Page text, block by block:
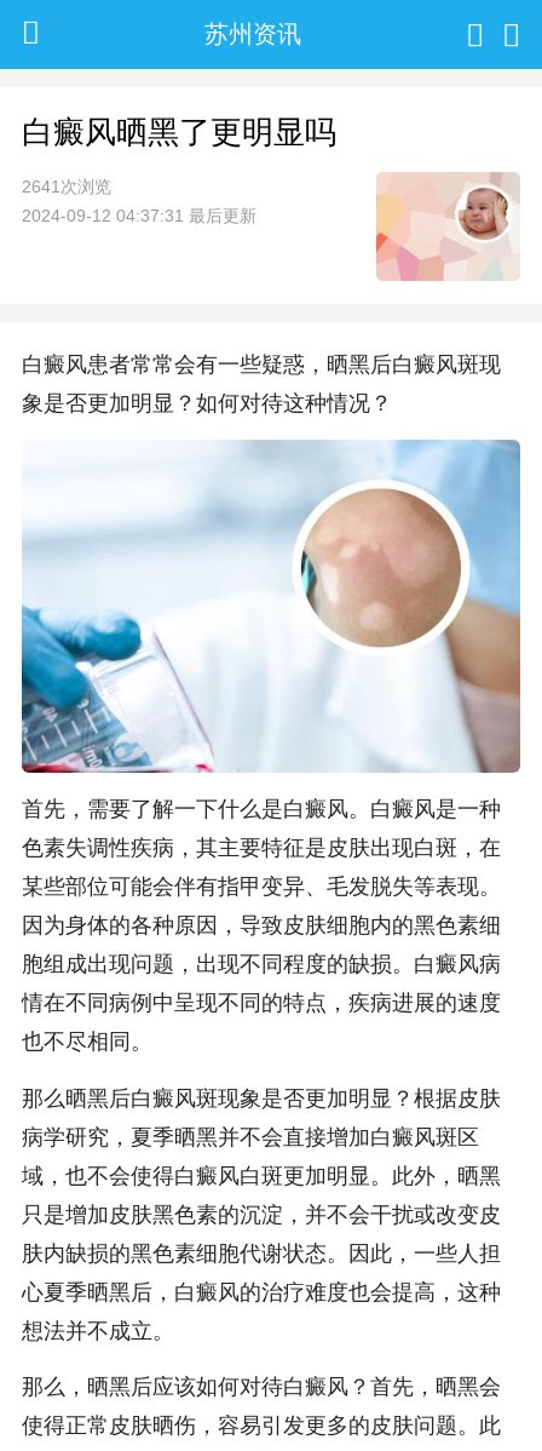
苏州资讯
白癜风晒黑了更明显吗
2641次浏览
2024-09-12 04:37:31 最后更新
白癜风患者常常会有一些疑惑，晒黑后白癜风斑现
象是否更加明显？如何对待这种情况？
首先，需要了解一下什么是白癜风。白癜风是一种
色素失调性疾病，其主要特征是皮肤出现白斑，在
某些部位可能会伴有指甲变异、毛发脱失等表现。
因为身体的各种原因，导致皮肤细胞内的黑色素细
胞组成出现问题，出现不同程度的缺损。白癜风病
情在不同病例中呈现不同的特点，疾病进展的速度
也不尽相同。
那么晒黑后白癜风斑现象是否更加明显？根据皮肤
病学研究，夏季晒黑并不会直接增加白癜风斑区
域，也不会使得白癜风白斑更加明显。此外，晒黑
只是增加皮肤黑色素的沉淀，并不会干扰或改变皮
肤内缺损的黑色素细胞代谢状态。因此，一些人担
心夏季晒黑后，白癜风的治疗难度也会提高，这种
想法并不成立。
那么，晒黑后应该如何对待白癜风？首先，晒黑会
使得正常皮肤晒伤，容易引发更多的皮肤问题。此